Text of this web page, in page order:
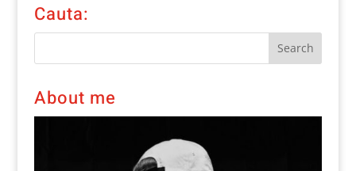
Cauta:
About me